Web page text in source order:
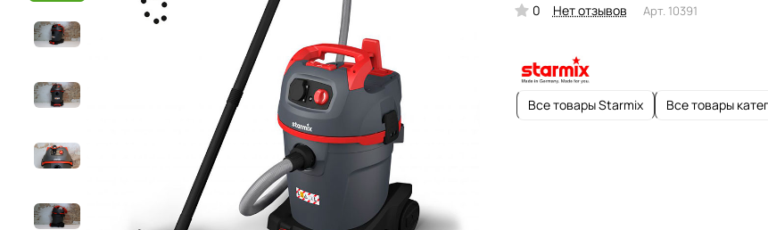
0 Нет отзывов Арт. 10391
Все товары Starmix Все товары